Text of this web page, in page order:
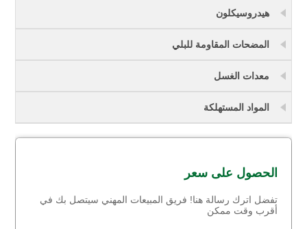
هيدروسيكلون
المضحات المقاومة للبلي
معدات الغسل
المواد المستهلكة
الحصول على سعر
تفضل اترك رسالة هنا! فريق المبيعات المهني سيتصل بك في
أقرب وقت ممكن